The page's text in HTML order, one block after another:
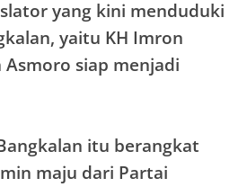
yang kini menduduki
yaitu KH Imron
Asmoro siap menjadi
itu berangkat
maju dari Partai